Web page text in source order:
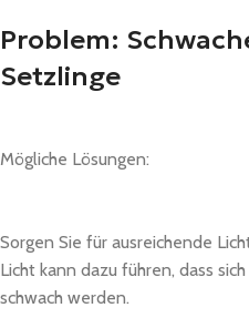
Problem:
Setzlinge
Mögliche Lösungen:
Sorgen Sie für ausreichende
Licht kann dazu führen, dass
schwach werden.